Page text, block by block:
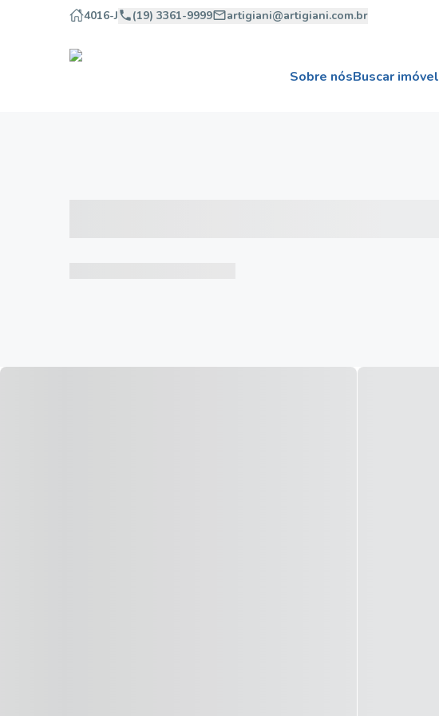
4016-J (19) 3361-9999 artigiani@artigiani.com.br
Sobre nósBuscar imóvel